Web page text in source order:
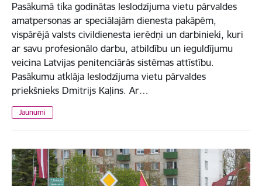
Pasākumā tika godinātas Ieslodzījuma vietu pārvaldes
amatpersonas ar speciālajām dienesta pakāpēm,
vispārējā valsts civildienesta ierēdņi un darbinieki, kuri
ar savu profesionālo darbu, atbildību un ieguldījumu
veicina Latvijas penitenciārās sistēmas attīstību.
Pasākumu atklāja Ieslodzījuma vietu pārvaldes
priekšnieks Dmitrijs Kaļins. Ar…
Jaunumi